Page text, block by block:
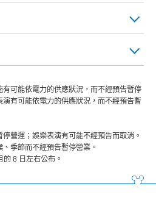
可能依電力的供應狀況，而不經預告暫停
有可能依電力的供應狀況，而不經預告暫
營運；娛樂表演有可能不經預告而取消。
季節而不經預告暫停營業。
8 日左右公布。